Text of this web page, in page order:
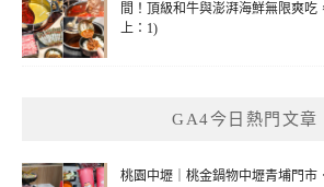
間！頂級和牛與澎湃海鮮無限爽吃
上：1)
GA4今日熱門文章
桃園中壢｜桃金鍋物中壢青埔門市